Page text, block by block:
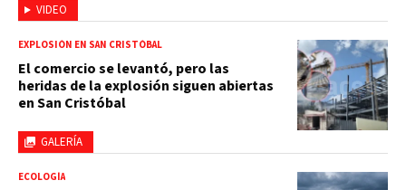
VIDEO
GALERÍA
EXPLOSIÓN EN SAN CRISTÓBAL
El comercio se levantó, pero las
heridas de la explosión siguen abiertas
en San Cristóbal
ECOLOGÍA